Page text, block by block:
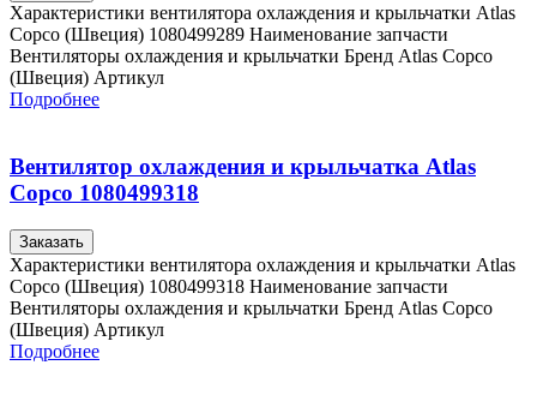
Характеристики вентилятора охлаждения и крыльчатки Atlas
Copco (Швеция) 1080499289 Наименование запчасти
Вентиляторы охлаждения и крыльчатки Бренд Atlas Copco
(Швеция) Артикул
Подробнее
Вентилятор охлаждения и крыльчатка Atlas
Copco 1080499318
Заказать
Характеристики вентилятора охлаждения и крыльчатки Atlas
Copco (Швеция) 1080499318 Наименование запчасти
Вентиляторы охлаждения и крыльчатки Бренд Atlas Copco
(Швеция) Артикул
Подробнее